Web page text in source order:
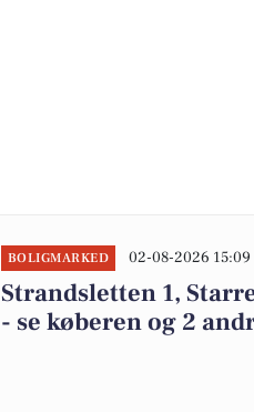
BOLIGMARKED 02-08-2026 15:09
Strandsletten 1,
- se køberen og 2